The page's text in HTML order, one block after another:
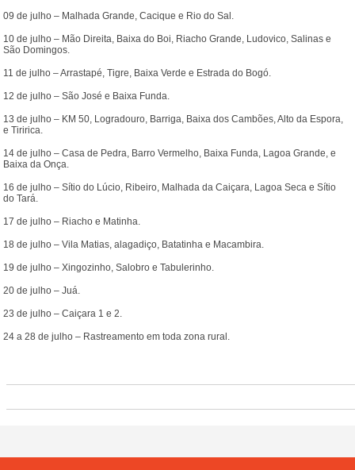
09 de julho – Malhada Grande, Cacique e Rio do Sal.
10 de julho – Mão Direita, Baixa do Boi, Riacho Grande, Ludovico, Salinas e
São Domingos.
11 de julho – Arrastapé, Tigre, Baixa Verde e Estrada do Bogó.
12 de julho – São José e Baixa Funda.
13 de julho – KM 50, Logradouro, Barriga, Baixa dos Cambões, Alto da Espora,
e Tiririca.
14 de julho – Casa de Pedra, Barro Vermelho, Baixa Funda, Lagoa Grande, e
Baixa da Onça.
16 de julho – Sítio do Lúcio, Ribeiro, Malhada da Caiçara, Lagoa Seca e Sítio
do Tará.
17 de julho – Riacho e Matinha.
18 de julho – Vila Matias, alagadiço, Batatinha e Macambira.
19 de julho – Xingozinho, Salobro e Tabulerinho.
20 de julho – Juá.
23 de julho – Caiçara 1 e 2.
24 a 28 de julho – Rastreamento em toda zona rural.